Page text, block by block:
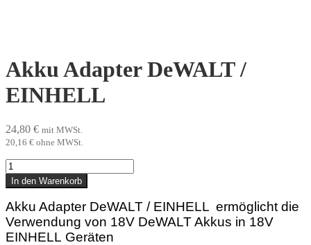
Akku Adapter DeWALT /
EINHELL
24,80 € mit MWSt.
20,16 € ohne MWSt.
Akku
Adapter
DeWALT
EINHELL
Menge
In den Warenkorb
Akku Adapter DeWALT / EINHELL ermöglicht die
Verwendung von 18V DeWALTAkkus in 18V
EINHELL Geräten